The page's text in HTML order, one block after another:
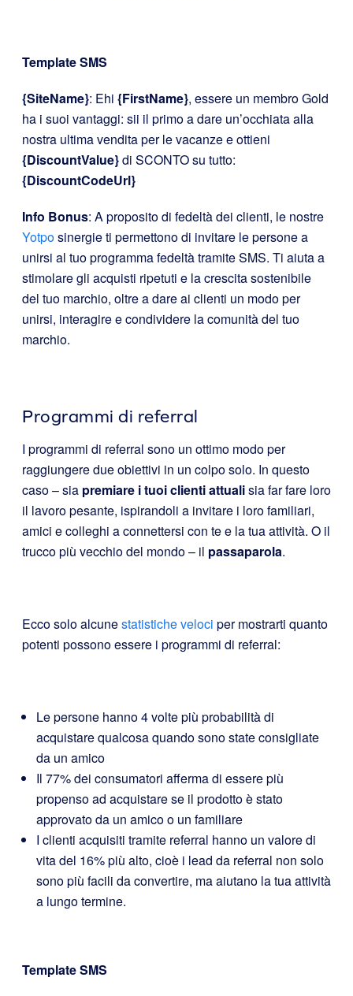
Template SMS
{SiteName}: Ehi {FirstName}, essere un membro Gold
ha i suoi vantaggi: sii il primo a dare un’occhiata alla
nostra ultima vendita per le vacanze e ottieni
{DiscountValue}di SCONTO su tutto:
{DiscountCodeUrl}
Info Bonus: A proposito di fedeltà dei clienti, le nostre
Yotposinergie ti permettono di invitare le persone a
unirsi al tuo programma fedeltà tramite SMS. Ti aiuta a
stimolare gli acquisti ripetuti e la crescita sostenibile
del tuo marchio, oltre a dare ai clienti un modo per
unirsi, interagire e condividere la comunità del tuo
marchio.
Programmi di referral
I programmi di referral sono un ottimo modo per
raggiungere due obiettivi in un colpo solo. In questo
caso – sia premiare i tuoi clienti attualisia far fare loro
il lavoro pesante, ispirandoli a invitare i loro familiari,
amici e colleghi a connettersi con te e la tua attività. O il
trucco più vecchio del mondo – il passaparola.
Ecco solo alcunestatistiche veloci per mostrarti quanto
potenti possono essere i programmi di referral:
Le persone hanno 4 volte più probabilità di
acquistare qualcosa quando sono state consigliate
da un amico
Il 77% dei consumatori afferma di essere più
propenso ad acquistare se il prodotto è stato
approvato da un amico o un familiare
I clienti acquisiti tramite referral hanno un valore di
vita del 16% più alto, cioè i lead da referral non solo
sono più facili da convertire, ma aiutano la tua attività
a lungo termine.
Template SMS